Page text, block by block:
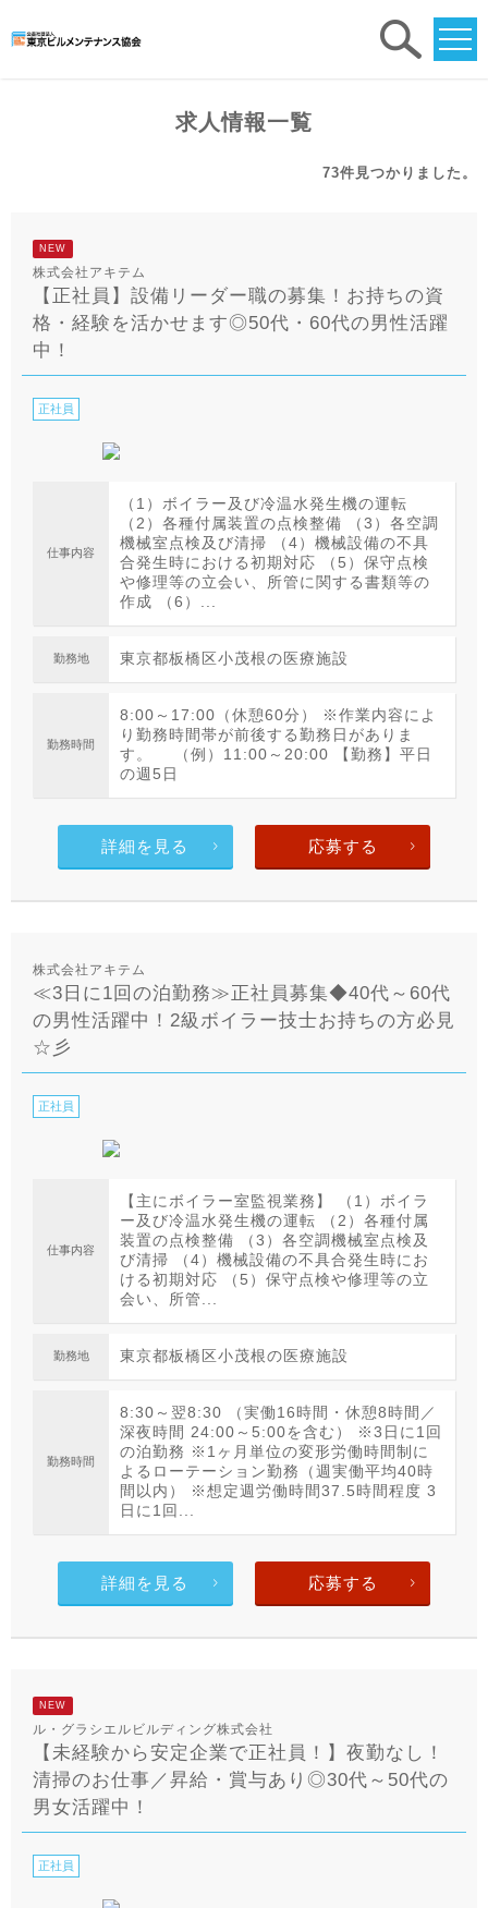
求人情報一覧
73件 見つかりました。
NEW
株式会社アキテム
【正社員】設備リーダー職の募集！お持ちの資
格・経験を活かせます◎50代・60代の男性活躍
中！
正社員
仕事内容
（1）ボイラー及び冷温水発生機の運転
（2）各種付属装置の点検整備 （3）各空調
機械室点検及び清掃 （4）機械設備の不具
合発生時における初期対応 （5）保守点検
や修理等の立会い、所管に関する書類等の
作成 （6）...
勤務地 東京都板橋区小茂根の医療施設
勤務時間
8:00～17:00（休憩60分） ※作業内容によ
り勤務時間帯が前後する勤務日がありま
す。 （例）11:00～20:00 【勤務】平日
の週5日
詳細を見る 応募する
株式会社アキテム
≪3日に1回の泊勤務≫正社員募集◆40代～60代
の男性活躍中！2級ボイラー技士お持ちの方必見
☆彡
正社員
仕事内容
【主にボイラー室監視業務】 （1）ボイラ
ー及び冷温水発生機の運転 （2）各種付属
装置の点検整備 （3）各空調機械室点検及
び清掃 （4）機械設備の不具合発生時にお
ける初期対応 （5）保守点検や修理等の立
会い、所管...
勤務地 東京都板橋区小茂根の医療施設
勤務時間
8:30～翌8:30 （実働16時間・休憩8時間／
深夜時間 24:00～5:00を含む） ※3日に1回
の泊勤務 ※1ヶ月単位の変形労働時間制に
よるローテーション勤務（週実働平均40時
間以内） ※想定週労働時間37.5時間程度 3
日に1回...
詳細を見る 応募する
NEW
ル・グラシエルビルディング株式会社
【未経験から安定企業で正社員！】夜勤なし！
清掃のお仕事／昇給・賞与あり◎30代～50代の
男女活躍中！
正社員